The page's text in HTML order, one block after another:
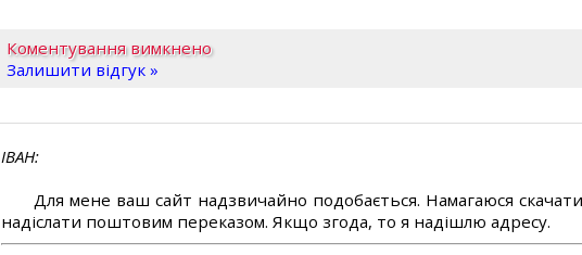
Коментування вимкнено
Залишити відгук »
ІВАН
Для мене ваш сайт надзвичайно подобається. Намагаюся
надіслати поштовим переказом. Якщо згода, то я надішлю адресу.